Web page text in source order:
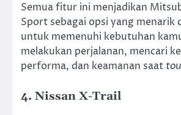
Semua fitur ini menjadikan
Sport sebagai opsi yang menarik
untuk memenuhi kebutuhan
melakukan perjalanan, mencari
performa, dan keamanan saat
4. Nissan X-Trail